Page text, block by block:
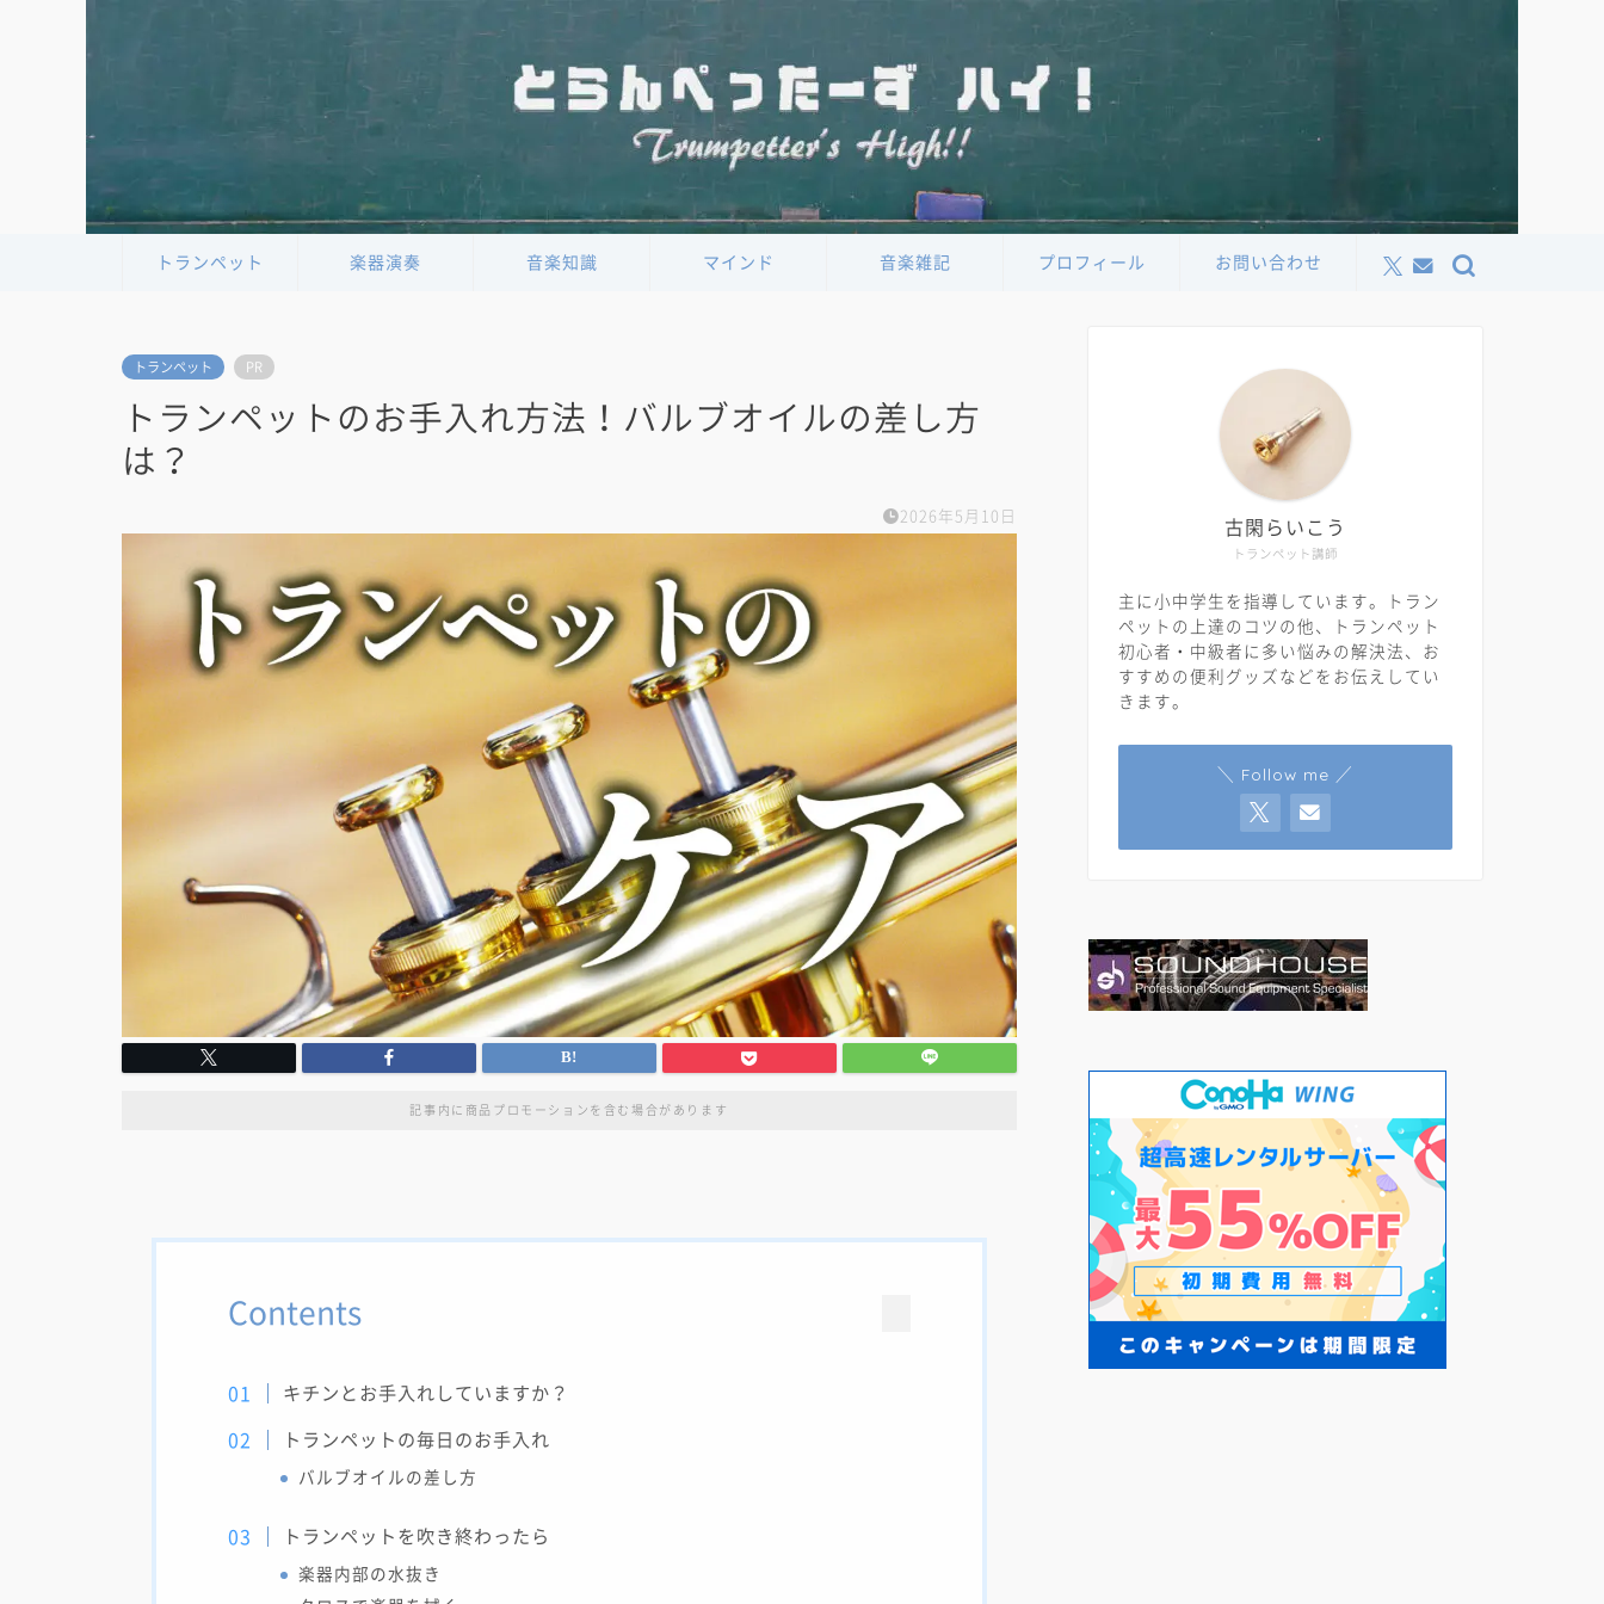
トランペット 楽器演奏 音楽知識 マインド 音楽雑記 プロフィール お問い合わせ
トランペット PR
トランペットのお手入れ方法！バルブオイルの差し方
は？
2026年5月10日
記事内に商品プロモーションを含む場合があります
Contents
キチンとお手入れしていますか？
トランペットの毎日のお手入れ
バルブオイルの差し方
トランペットを吹き終わったら
楽器内部の水抜き
トランペット講師
古閑らいこう
主に小中学生を指導しています。トラン
ペットの上達のコツの他、トランペット
初心者・中級者に多い悩みの解決法、お
すすめの便利グッズなどをお伝えしてい
きます。
＼ Follow me ／